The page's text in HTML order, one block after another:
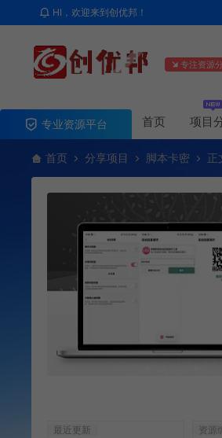
HI，欢迎来到创优邦！
专注资源
专业资源平台 首页 项目
首页 分享项目 脚本卡密 正
最近更新
资源